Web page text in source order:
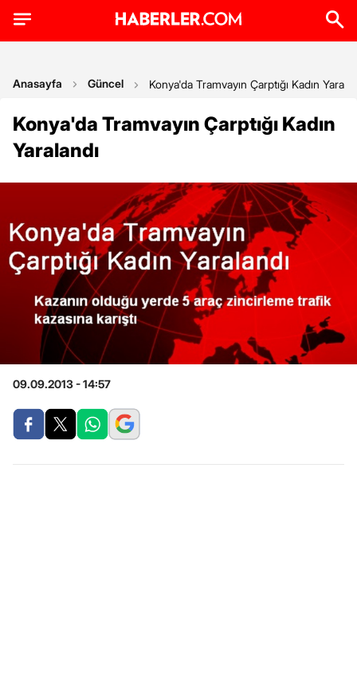
Anasayfa Güncel Konya'da Tramvayın Çarptığı Kadın
Konya'da Tramvayın Çarptığı Kadın
Yaralandı
09.09.2013 - 14:57